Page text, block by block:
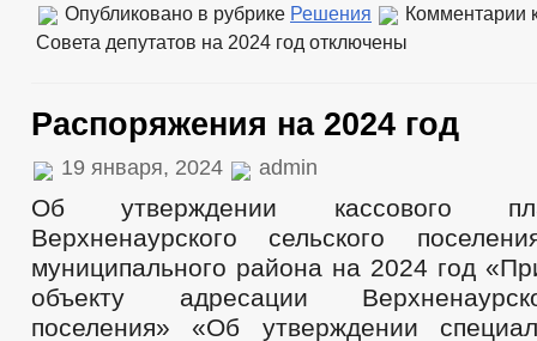
Опубликовано в рубрике Решения Комментарии
Совета депутатов на 2024 год отключены
Распоряжения на 2024 год
19 января, 2024 admin
Об утверждении кассового
Верхненаурского сельского
муниципального района на 2024 год
объекту адресации
поселения» «Об утверждении